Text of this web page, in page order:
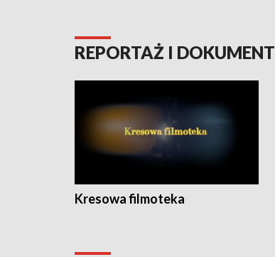
REPORTAŻ I DOKUMENT
Kresowa filmoteka